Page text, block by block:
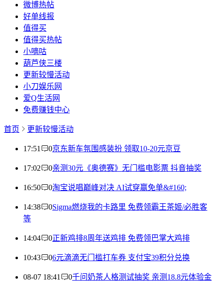
微博热帖
好单线报
值得买
值得买热帖
小嘀咕
葫芦侠三楼
更新较慢活动
小刀娱乐网
爱Q生活网
免费赚钱中心
首页 更新较慢活动
17:51 0京东新车氛围感装扮 领取10-20元京豆
17:02 0亲测30元《奥德赛》无门槛电影票 抖音抽奖
16:50 0淘宝说唱巅峰对决 AI试穿赢免单&#160;
14:38 0Sigma燃烧我的卡路里 免费领霸王茶姬/必胜客
等
14:04 0正新鸡排8周年送鸡排 免费领巴掌大鸡排
10:43 06元滴滴无门槛打车券 支付宝39积分兑换
08-07 18:41 0千问奶茶人格测试抽奖 亲测18.8元体验金